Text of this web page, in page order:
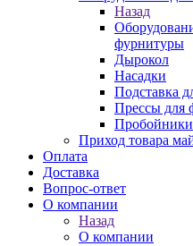
Назад
фурнитуры
Дырокол
Насадки
Подставка
Прессы для
Пробойники
Приход товара
Оплата
Доставка
Вопрос-ответ
О компании
Назад
О компании